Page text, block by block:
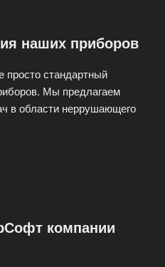
наших приборов
стандартный
Мы предлагаем
в области неррушающего
компании